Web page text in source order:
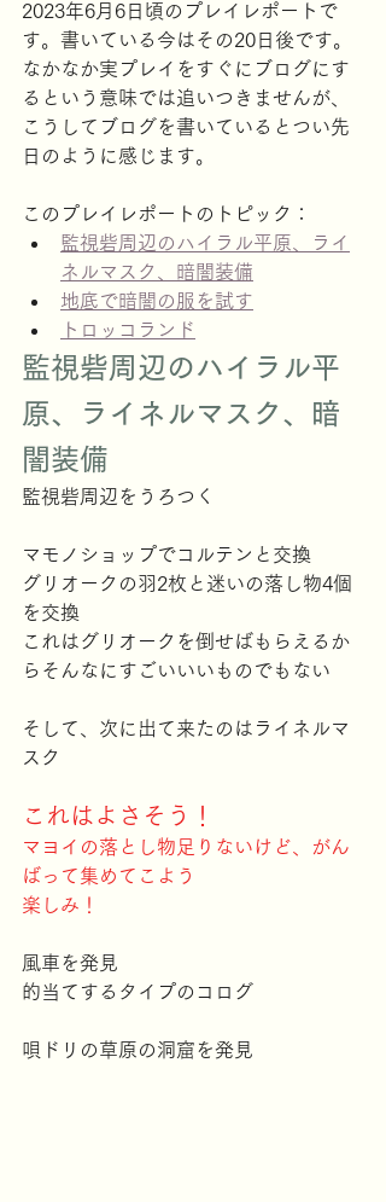
2023年6月6日頃のプレイレポートで
す。書いている今はその20日後です。
なかなか実プレイをすぐにブログにす
るという意味では追いつきませんが、
こうしてブログを書いているとつい先
日のように感じます。
このプレイレポートのトピック：
監視砦周辺のハイラル平原、ライ
ネルマスク、暗闇装備
地底で暗闇の服を試す
トロッコランド
監視砦周辺のハイラル平
原、ライネルマスク、暗
闇装備
監視砦周辺をうろつく
マモノショップでコルテンと交換
グリオークの羽2枚と迷いの落し物4個
を交換
これはグリオークを倒せばもらえるか
らそんなにすごいいいものでもない
そして、次に出て来たのはライネルマ
スク
これはよさそう！
マヨイの落とし物足りないけど、がん
ばって集めてこよう
楽しみ！
風車を発見
的当てするタイプのコログ
唄ドリの草原の洞窟を発見